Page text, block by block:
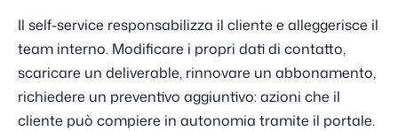
Il self-service responsabilizza il cliente e alleggerisce il
team interno. Modificare i propri dati di contatto,
scaricare un deliverable, rinnovare un abbonamento,
richiedere un preventivo aggiuntivo: azioni che il
cliente può compiere in autonomia tramite il portale.